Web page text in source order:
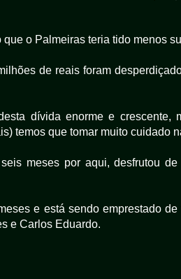
o Palmeiras teria tido menos
de reais foram
dívida enorme e crescente,
temos que tomar muito cuidado
meses por aqui, desfrutou
e está sendo emprestado
e Carlos Eduardo.